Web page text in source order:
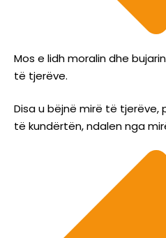
Mos e lidh moralin dhe
të tjerëve.
Disa u bëjnë mirë të tjerëve,
të kundërtën, ndalen nga